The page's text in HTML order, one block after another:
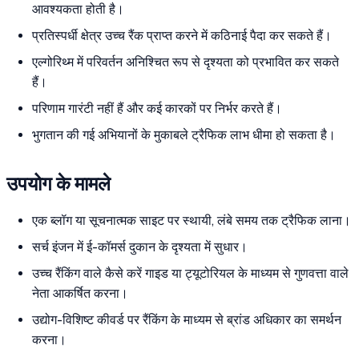
आवश्यकता होती है।
प्रतिस्पर्धी क्षेत्र उच्च रैंक प्राप्त करने में कठिनाई पैदा कर सकते हैं।
एल्गोरिथ्म में परिवर्तन अनिश्चित रूप से दृश्यता को प्रभावित कर सकते
हैं।
परिणाम गारंटी नहीं हैं और कई कारकों पर निर्भर करते हैं।
भुगतान की गई अभियानों के मुकाबले ट्रैफिक लाभ धीमा हो सकता है।
उपयोग के मामले
एक ब्लॉग या सूचनात्मक साइट पर स्थायी, लंबे समय तक ट्रैफिक लाना।
सर्च इंजन में ई-कॉमर्स दुकान के दृश्यता में सुधार।
उच्च रैंकिंग वाले कैसे करें गाइड या ट्यूटोरियल के माध्यम से गुणवत्ता वाले
नेता आकर्षित करना।
उद्योग-विशिष्ट कीवर्ड पर रैंकिंग के माध्यम से ब्रांड अधिकार का समर्थन
करना।